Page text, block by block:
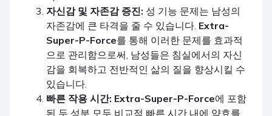
자신감 및 자존감 증진: 성 기능 문제는 남성의
자존감에 큰 타격을 줄 수 있습니다. Extra-
Super-P-Force를 통해 이러한 문제를 효과적
으로 관리함으로써, 남성들은 침실에서의 자신
감을 회복하고 전반적인 삶의 질을 향상시킬 수
있습니다.
빠른 작용 시간: Extra-Super-P-Force에 포함
된 두 성분 모두 비교적 빠른 시간 내에 약효를